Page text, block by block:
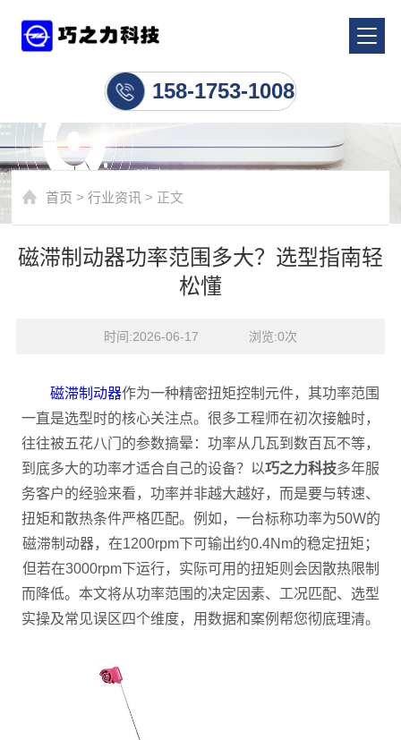
158-1753-1008
首页 >行业资讯 > 正文
磁滞制动器功率范围多大？选型指南轻
松懂
时间:2026-06-17    浏览:0次
磁滞制动器作为一种精密扭矩控制元件，其功率范围
一直是选型时的核心关注点。很多工程师在初次接触时，
往往被五花八门的参数搞晕：功率从几瓦到数百瓦不等，
到底多大的功率才适合自己的设备？以巧之力科技多年服
务客户的经验来看，功率并非越大越好，而是要与转速、
扭矩和散热条件严格匹配。例如，一台标称功率为50W的
磁滞制动器，在1200rpm下可输出约0.4Nm的稳定扭矩；
但若在3000rpm下运行，实际可用的扭矩则会因散热限制
而降低。本文将从功率范围的决定因素、工况匹配、选型
实操及常见误区四个维度，用数据和案例帮您彻底理清。